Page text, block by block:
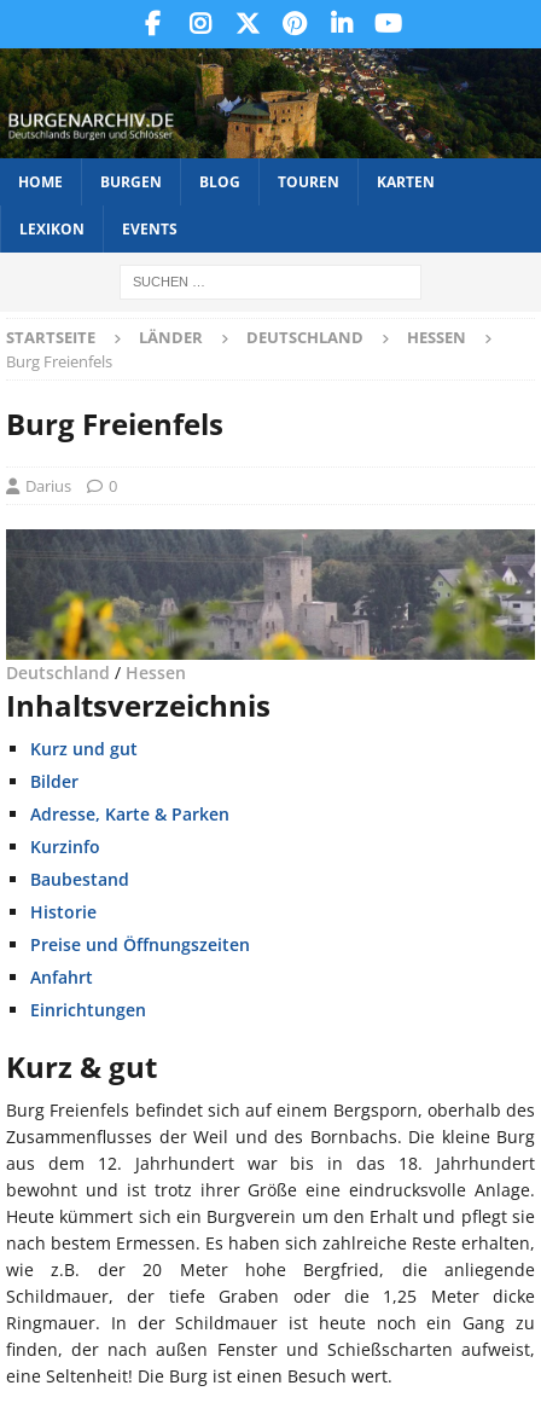
HOME BURGEN BLOG TOUREN KARTEN
LEXIKON EVENTS
STARTSEITE LÄNDER DEUTSCHLAND
HESSEN
Burg Freienfels
Burg Freienfels
Darius 0
Deutschland / Hessen
Inhaltsverzeichnis
Kurz und gut
Bilder
Adresse, Karte & Parken
Kurzinfo
Baubestand
Historie
Preise und Öffnungszeiten
Anfahrt
Einrichtungen
Kurz & gut
Burg Freienfels befindet sich auf einem Bergsporn, oberhalb des
Zusammenflusses der Weil und des Bornbachs. Die kleine Burg
aus dem 12. Jahrhundert war bis in das 18. Jahrhundert
bewohnt und ist trotz ihrer Größe eine eindrucksvolle Anlage.
Heute kümmert sich ein Burgverein um den Erhalt und pflegt sie
nach bestem Ermessen. Es haben sich zahlreiche Reste erhalten,
wie z.B. der 20 Meter hohe Bergfried, die anliegende
Schildmauer, der tiefe Graben oder die 1,25 Meter dicke
Ringmauer. In der Schildmauer ist heute noch ein Gang zu
finden, der nach außen Fenster und Schießscharten aufweist,
eine Seltenheit! Die Burg ist einen Besuch wert.